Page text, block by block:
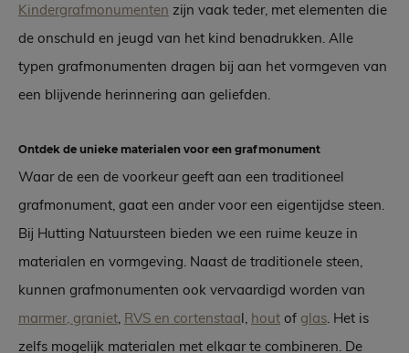
Kindergrafmonumenten zijn vaak teder, met elementen die
de onschuld en jeugd van het kind benadrukken. Alle
typen grafmonumenten dragen bij aan het vormgeven van
een blijvende herinnering aan geliefden.
Ontdek de unieke materialen voor een grafmonument
Waar de een de voorkeur geeft aan een traditioneel
grafmonument, gaat een ander voor een eigentijdse steen.
Bij Hutting Natuursteen bieden we een ruime keuze in
materialen en vormgeving. Naast de traditionele steen,
kunnen grafmonumenten ook vervaardigd worden van
marmer, graniet, RVS en cortenstaal, hout of glas. Het is
zelfs mogelijk materialen met elkaar te combineren. De